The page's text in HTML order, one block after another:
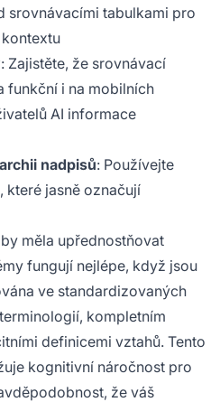
srovnávacími tabulkami pro
: Zajistěte, že srovnávací
funkční i na mobilních
AI informace
nadpisů: Používejte
které jasně označují
měla upřednostňovat
fungují nejlépe, když jsou
ve standardizovaných
kompletním
definicemi vztahů. Tento
kognitivní náročnost pro
že váš